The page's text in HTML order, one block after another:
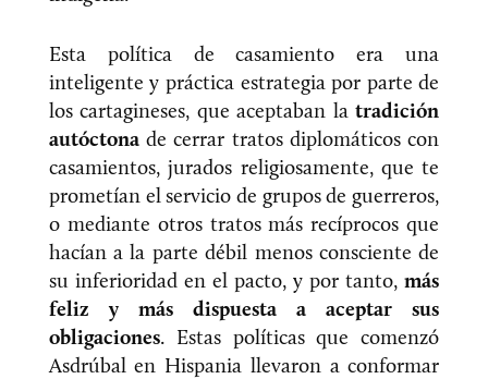
Esta política de casamiento era una
inteligente y práctica estrategia por parte de
los cartagineses, que aceptaban latradición
autóctonade cerrar tratos diplomáticos con
casamientos, jurados religiosamente, que te
prometían el servicio de grupos de guerreros,
o mediante otros tratos más recíprocos que
hacían a la parte débil menos consciente de
su inferioridad en el pacto, y por tanto,más
feliz y más dispuesta a aceptar sus
obligaciones. Estas políticas que comenzó
Asdrúbal en Hispania llevaron a conformar